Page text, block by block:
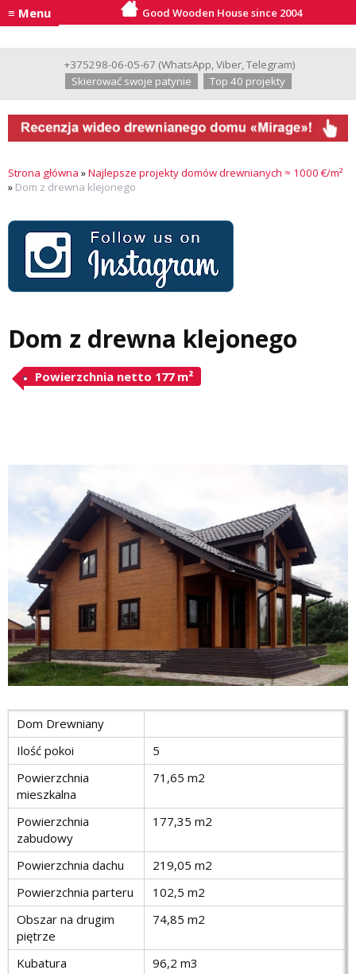
≡ Menu Good Wooden House since 2004
+375298-06-05-67 (WhatsApp,Viber,Telegram)
Skierować swoje patynie
Top 40 projekty
Strona główna »Najlepsze projekty domów drewnianych ≈ 1000 €/m²
» Dom z drewna klejonego
Dom z drewna klejonego
Powierzchnia netto 177 m²
Dom Drewniany
Ilość pokoi
5
Powierzchnia
mieszkalna
71,65 m2
Powierzchnia
zabudowy
177,35 m2
Powierzchnia dachu
219,05 m2
Powierzchnia parteru
102,5 m2
Obszar na drugim
piętrze
74,85 m2
Kubatura
96,2 m3